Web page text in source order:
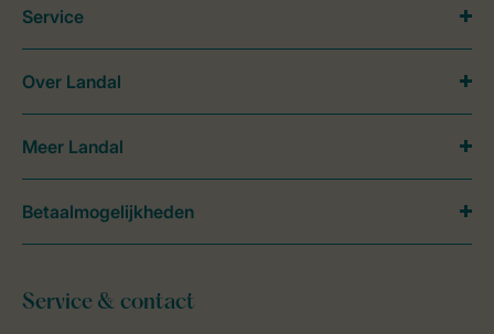
Service & contact
Service
Over Landal
Meer Landal
Betaalmogelijkheden